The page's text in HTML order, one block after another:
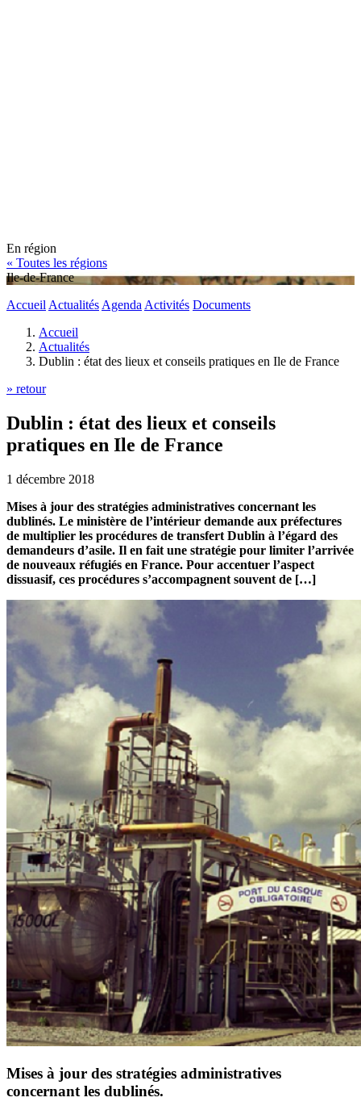
En région
« Toutes les régions
Ile-de-France
Accueil Actualités Agenda Activités Documents
Accueil
Actualités
Dublin : état des lieux et conseils pratiques en Ile de France
» retour
Dublin : état des lieux et conseils
pratiques en Ile de France
1 décembre 2018
Mises à jour des stratégies administratives concernant les
dublinés. Le ministère de l’intérieur demande aux préfectures
de multiplier les procédures de transfert Dublin à l’égard des
demandeurs d’asile. Il en fait une stratégie pour limiter l’arrivée
de nouveaux réfugiés en France. Pour accentuer l’aspect
dissuasif, ces procédures s’accompagnent souvent de […]
Mises à jour des stratégies administratives
concernant les dublinés.